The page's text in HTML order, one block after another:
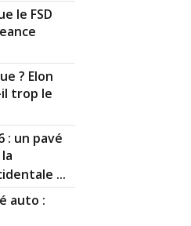
le FSD
? Elon
trop le
: un pavé
...
auto :